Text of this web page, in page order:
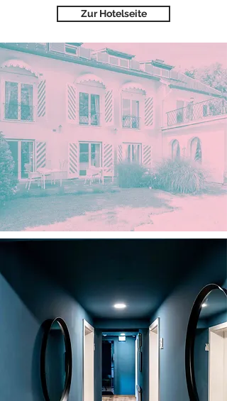
Zur Hotelseite